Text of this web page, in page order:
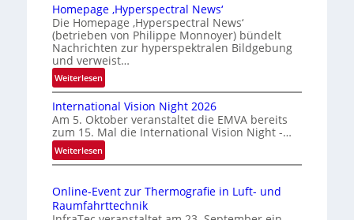
v
e
r
s
s
i
e
D
u
Homepage ‚Hyperspectral News‘
Die Homepage ‚Hyperspectral News‘
(betrieben von Philippe Monnoyer) bündelt
Nachrichten zur hyperspektralen Bildgebung
und verweist…
Weiterlesen:
H
o
m
e
p
a
e
‚
International Vision Night 2026
Am 5. Oktober veranstaltet die EMVA bereits
zum 15. Mal die International Vision Night -…
Weiterlesen:
I
t
e
Online-Event zur Thermografie in Luft- und
Raumfahrttechnik